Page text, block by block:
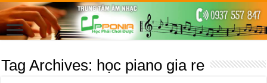
Tag Archives: học piano gia re